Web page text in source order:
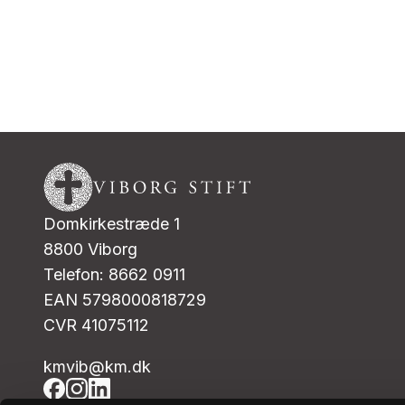
Domkirkestræde 1
8800 Viborg
Telefon: 8662 0911
EAN 5798000818729
CVR 41075112
kmvib@km.dk